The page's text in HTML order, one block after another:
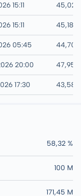
15:11 45,02
15:11 45,18
05:45 44,70
20:00 47,95
17:30 43,58
58,32 %
100 M
171,45 M